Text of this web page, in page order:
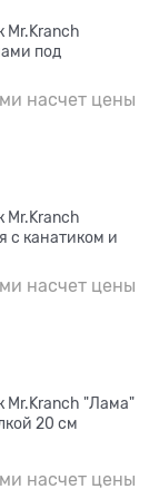
Mr.Kranch
под
насчет цены
Mr.Kranch
канатиком и
насчет цены
Mr.Kranch "Лама"
20 см
насчет цены